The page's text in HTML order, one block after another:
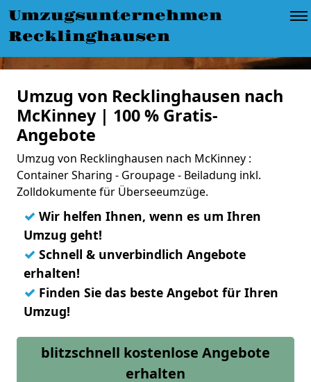
Umzugsunternehmen
Recklinghausen
Umzug von Recklinghausen nach
McKinney | 100 % Gratis-
Angebote
Umzug von Recklinghausen nach McKinney :
Container Sharing - Groupage - Beiladung inkl.
Zolldokumente für Überseeumzüge.
✓ Wir helfen Ihnen, wenn es um Ihren
Umzug geht!
✓ Schnell & unverbindlich Angebote
erhalten!
✓ Finden Sie das beste Angebot für Ihren
Umzug!
blitzschnell kostenlose Angebote
erhalten